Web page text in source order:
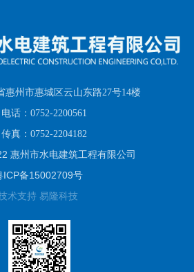
惠州市惠城区云山东路27号14楼
电话：0752-2200561
传真：0752-2204182
惠州市水电建筑工程有限公司
ICP备15002709号
术支持 易隆科技